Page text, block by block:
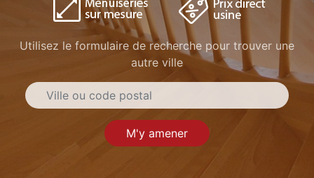
Utilisez le formulaire de recherche pour trouver une
autre ville
M'y amener